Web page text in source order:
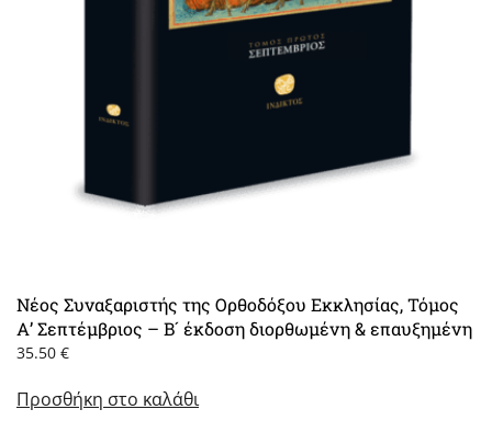
Νέος Συναξαριστής της Ορθοδόξου Εκκλησίας, Τόμος
Α’ Σεπτέμβριος – Β´ έκδοση διορθωμένη & επαυξημένη
35.50 €
Προσθήκη στο καλάθι